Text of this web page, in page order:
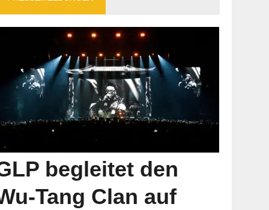
begleitet den
Tang Clan auf